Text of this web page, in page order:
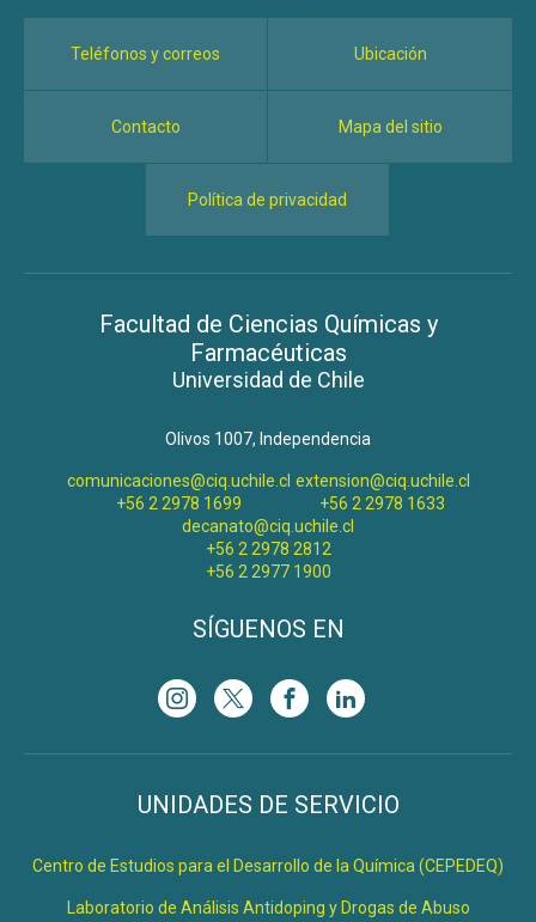
Teléfonos y correos Ubicación
Contacto Mapa del sitio
Política de privacidad
Facultad de Ciencias Químicas y
Farmacéuticas
Universidad de Chile
Olivos 1007, Independencia
comunicaciones@ciq.uchile.cl
+56 2 2978 1699
extension@ciq.uchile.cl
+56 2 2978 1633
decanato@ciq.uchile.cl
+56 2 2978 2812
+56 2 2977 1900
SÍGUENOS EN
UNIDADES DE SERVICIO
Centro de Estudios para el Desarrollo de la Química (CEPEDEQ)
Laboratorio de Análisis Antidoping y Drogas de Abuso